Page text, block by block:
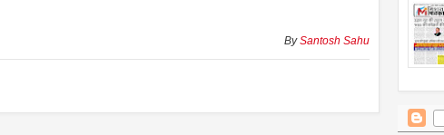
BySantosh Sahu